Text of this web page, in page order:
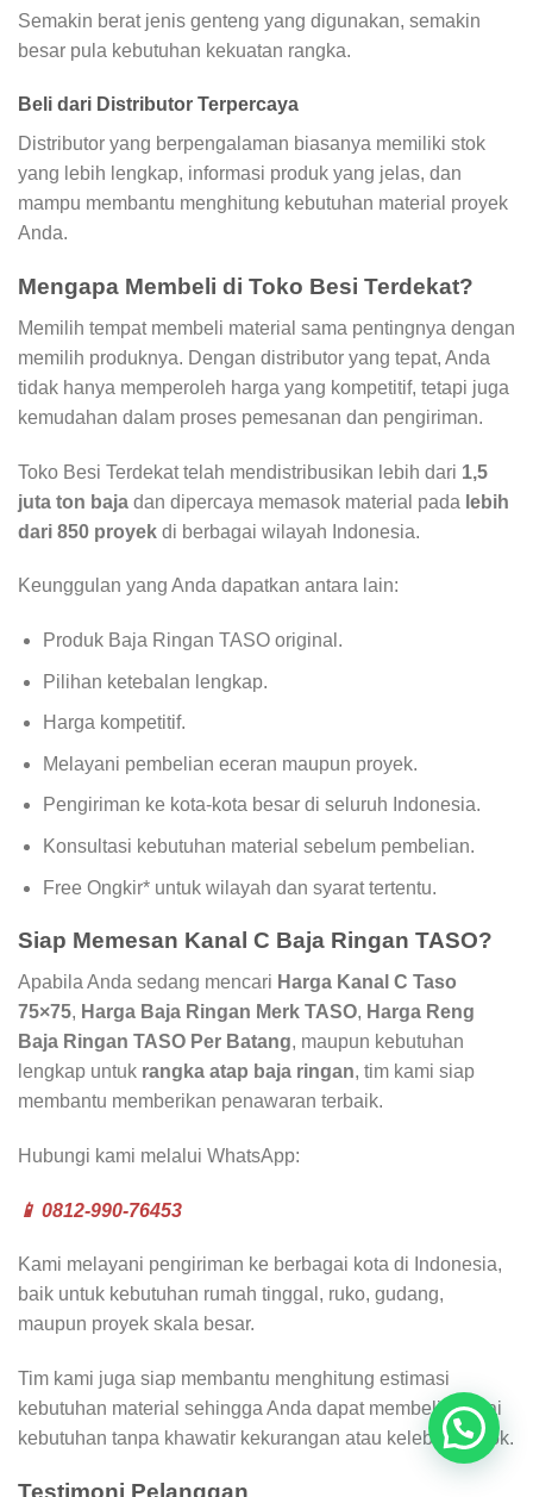
Semakin berat jenis genteng yang digunakan, semakin
besar pula kebutuhan kekuatan rangka.
Beli dari Distributor Terpercaya
Distributor yang berpengalaman biasanya memiliki stok
yang lebih lengkap, informasi produk yang jelas, dan
mampu membantu menghitung kebutuhan material proyek
Anda.
Mengapa Membeli di Toko Besi Terdekat?
Memilih tempat membeli material sama pentingnya dengan
memilih produknya. Dengan distributor yang tepat, Anda
tidak hanya memperoleh harga yang kompetitif, tetapi juga
kemudahan dalam proses pemesanan dan pengiriman.
Toko Besi Terdekat telah mendistribusikan lebih dari 1,5
juta ton baja dan dipercaya memasok material pada lebih
dari 850 proyek di berbagai wilayah Indonesia.
Keunggulan yang Anda dapatkan antara lain:
Produk Baja Ringan TASO original.
Pilihan ketebalan lengkap.
Harga kompetitif.
Melayani pembelian eceran maupun proyek.
Pengiriman ke kota-kota besar di seluruh Indonesia.
Konsultasi kebutuhan material sebelum pembelian.
Free Ongkir* untuk wilayah dan syarat tertentu.
Siap Memesan Kanal C Baja Ringan TASO?
Apabila Anda sedang mencari Harga Kanal C Taso
75×75, Harga Baja Ringan Merk TASO, Harga Reng
Baja Ringan TASO Per Batang, maupun kebutuhan
lengkap untuk rangka atap baja ringan, tim kami siap
membantu memberikan penawaran terbaik.
Hubungi kami melalui WhatsApp:
📱 0812-990-76453
Kami melayani pengiriman ke berbagai kota di Indonesia,
baik untuk kebutuhan rumah tinggal, ruko, gudang,
maupun proyek skala besar.
Tim kami juga siap membantu menghitung estimasi
kebutuhan material sehingga Anda dapat membeli sesuai
kebutuhan tanpa khawatir kekurangan atau kelebihan stok.
Testimoni Pelanggan